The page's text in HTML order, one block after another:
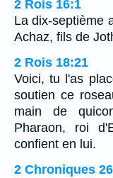
2 Rois 16:1
La dix-septième
Achaz, fils de
2 Rois 18:21
Voici, tu l'as
soutien ce
main de
Pharaon, roi
confient en lui.
2 Chroniques